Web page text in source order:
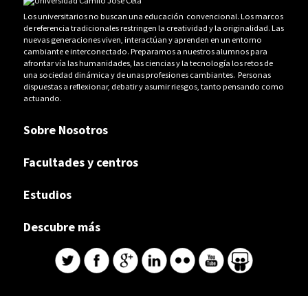
Los universitarios no buscan una educación convencional. Los marcos
de referencia tradicionales restringen la creatividad y la originalidad. Las
nuevas generaciones viven, interactúan y aprenden en un entorno
cambiante e interconectado. Preparamos a nuestros alumnos para
afrontar vía las humanidades, las ciencias y la tecnología los retos de
una sociedad dinámica y de unas profesiones cambiantes. Personas
dispuestas a reflexionar, debatir y asumir riesgos, tanto pensando como
actuando.
Sobre Nosotros
Facultades y centros
Estudios
Descubre más